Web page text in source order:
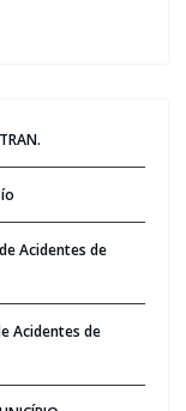
Acidentes de
Acidentes de